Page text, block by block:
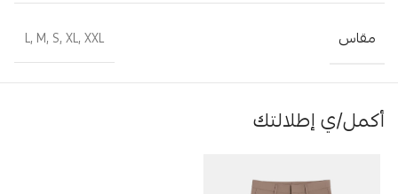
مقاس L, M, S, XL, XXL
أكمل/ي إطلالتك